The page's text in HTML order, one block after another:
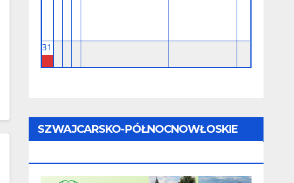
31
SZWAJCARSKO-PÓŁNOCNOWŁOSKIE